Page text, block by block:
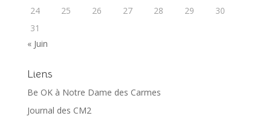
24
25 26 27 28 29
30
31
« Juin
Liens
Be OK à Notre Dame des Carmes
Journal des CM2